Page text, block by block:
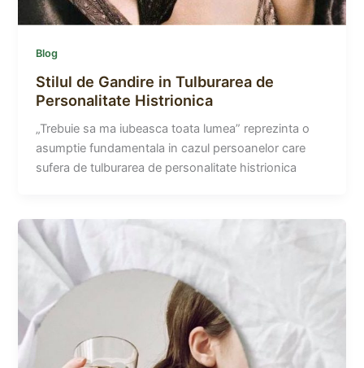
Blog
Stilul de Gandire in Tulburarea de
Personalitate Histrionica
„Trebuie sa ma iubeasca toata lumea” reprezinta o
asumptie fundamentala in cazul persoanelor care
sufera de tulburarea de personalitate histrionica